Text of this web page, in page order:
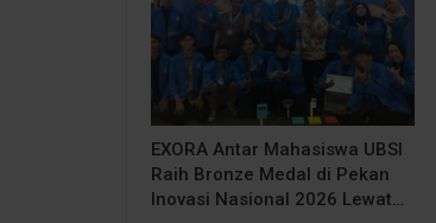
EXORA Antar Mahasiswa UBSI
Raih Bronze Medal di Pekan
Inovasi Nasional 2026 Lewat…